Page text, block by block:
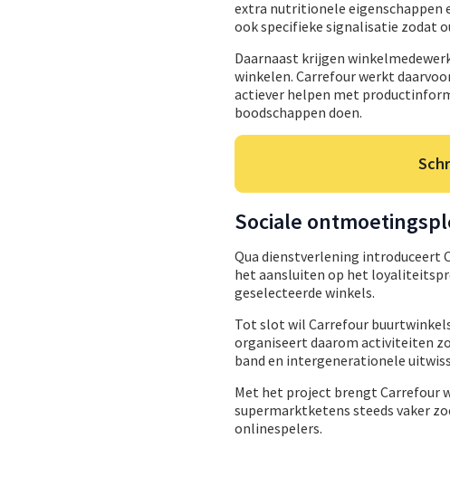
extra nutritionele eigenschappen
ook specifieke signalisatie zodat
Daarnaast krijgen
winkelen. Carrefour werkt
actiever helpen met
boodschappen doen.
Sociale
Qua dienstverlening introduceert
het aansluiten op het
geselecteerde winkels.
Tot slot wil Carrefour
organiseert daarom activiteiten
band en intergenerationele
Met het project brengt Carrefour
supermarktketens steeds vaker
onlinespelers.